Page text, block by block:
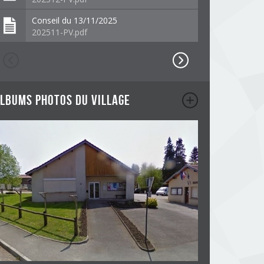
Conseil du 13/11/2025
202511-PV.pdf
photos du village